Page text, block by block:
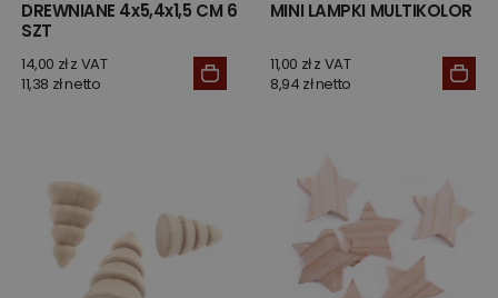
DREWNIANE 4x5,4x1,5 CM 6
SZT
14,00 zł z VAT
11,38 zł netto
MINI LAMPKI MULTIKOLOR
11,00 zł z VAT
8,94 zł netto